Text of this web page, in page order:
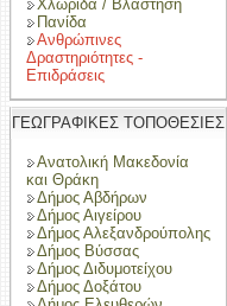
Χλωρίδα / Βλάστηση
Πανίδα
Ανθρώπινες
Δραστηριότητες -
Επιδράσεις
ΓΕΩΓΡΑΦΙΚΕΣ ΤΟΠΟΘΕΣΙΕΣ
Ανατολική Μακεδονία
και Θράκη
Δήμος Αβδήρων
Δήμος Αιγείρου
Δήμος Αλεξανδρούπολης
Δήμος Βύσσας
Δήμος Διδυμοτείχου
Δήμος Δοξάτου